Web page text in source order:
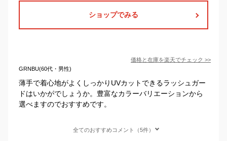
ショップでみる
価格と在庫を楽天でチェック >>
GRNBU(60代・男性)
薄手で着心地がよくしっかりUVカットできるラッシュガー
ドはいかがでしょうか。豊富なカラーバリエーションから
選べますのでおすすめです。
全てのおすすめコメント（5件）